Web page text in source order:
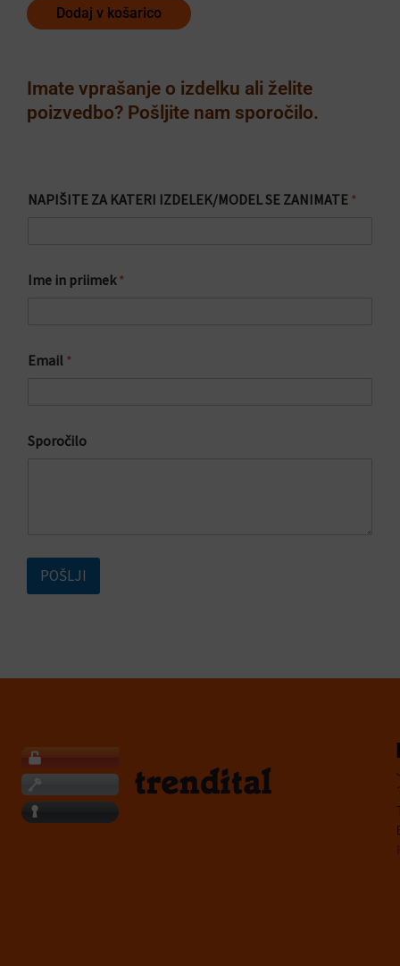
Dodaj v košarico
Imate vprašanje o izdelku ali želite
poizvedbo? Pošljite nam sporočilo.
NAPIŠITE ZA KATERI IZDELEK/MODEL SE ZANIMATE *
Z
E
K
D
Ime in priimek*
Email *
Sporočilo
POŠLJI